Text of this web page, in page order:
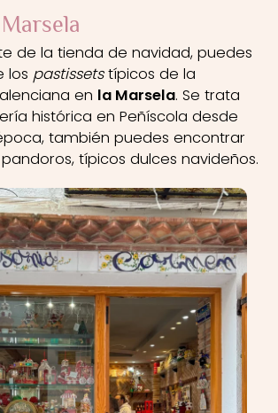
de la tienda de navidad, puedes
los pastissetstípicos de la
en la Marsela. Se trata
histórica en Peñíscola desde
también puedes encontrar
típicos dulces navideños.